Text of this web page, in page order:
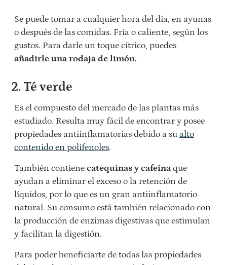
Se puede tomar a cualquier hora del día, en ayunas
o después de las comidas. Fría o caliente, según los
gustos. Para darle un toque cítrico, puedes
añadirle una rodaja de limón.
2. Té verde
Es el compuesto del mercado de las plantas más
estudiado. Resulta muy fácil de encontrar y posee
propiedades antiinflamatorias debido a su alto
contenido en polifenoles.
También contiene catequinas y cafeína que
ayudan a eliminar el exceso o la retención de
líquidos, por lo que es un gran antiinflamatorio
natural. Su consumo está también relacionado con
la producción de enzimas digestivas que estimulan
y facilitan la digestión.
Para poder beneficiarte de todas las propiedades